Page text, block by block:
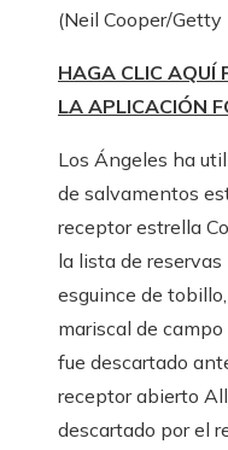
(Neil Cooper/Getty
HAGA CLIC AQUÍ
LA APLICACIÓN
Los Ángeles ha
de salvamentos
receptor estrella
la lista de
esguince de
mariscal de
fue descartado
receptor abierto
descartado por el